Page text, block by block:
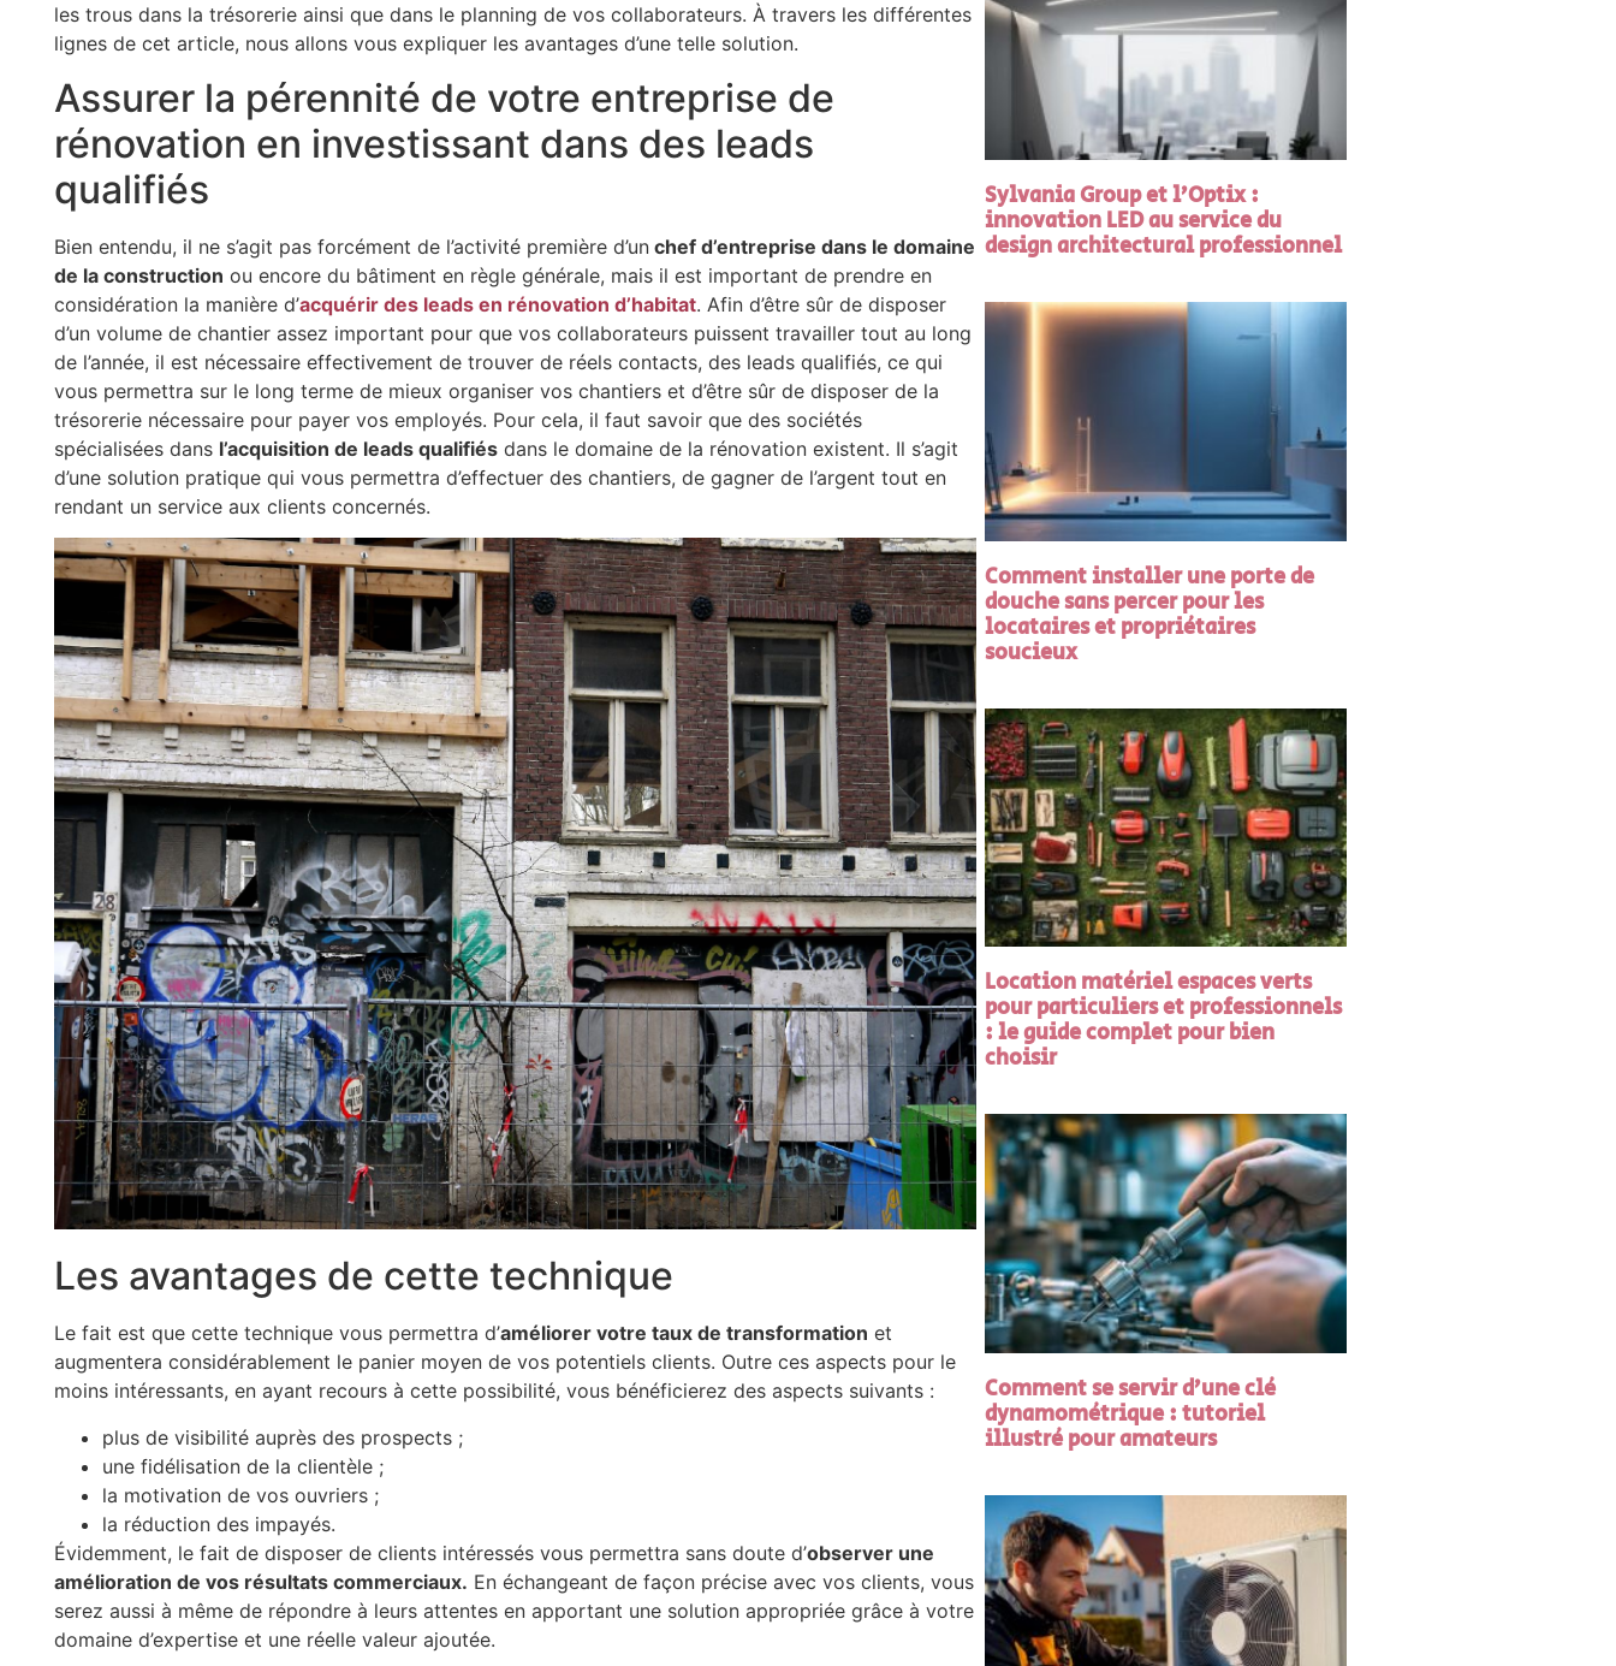
les trous dans la trésorerie ainsi que dans le planning de vos collaborateurs. À travers les différentes
lignes de cet article, nous allons vous expliquer les avantages d’une telle solution.
Assurer la pérennité de votre entreprise de
rénovation en investissant dans des leads
qualifiés
Bien entendu, il ne s’agit pas forcément de l’activité première d’un chef d’entreprise dans le domaine
de la construction ou encore du bâtiment en règle générale, mais il est important de prendre en
considération la manière d’acquérir des leads en rénovation d’habitat. Afin d’être sûr de disposer
d’un volume de chantier assez important pour que vos collaborateurs puissent travailler tout au long
de l’année, il est nécessaire effectivement de trouver de réels contacts, des leads qualifiés, ce qui
vous permettra sur le long terme de mieux organiser vos chantiers et d’être sûr de disposer de la
trésorerie nécessaire pour payer vos employés. Pour cela, il faut savoir que des sociétés
spécialisées dans l’acquisition de leads qualifiés dans le domaine de la rénovation existent. Il s’agit
d’une solution pratique qui vous permettra d’effectuer des chantiers, de gagner de l’argent tout en
rendant un service aux clients concernés.
Les avantages de cette technique
Le fait est que cette technique vous permettra d’améliorer votre taux de transformation et
augmentera considérablement le panier moyen de vos potentiels clients. Outre ces aspects pour le
moins intéressants, en ayant recours à cette possibilité, vous bénéficierez des aspects suivants :
plus de visibilité auprès des prospects ;
une fidélisation de la clientèle ;
la motivation de vos ouvriers ;
la réduction des impayés.
Évidemment, le fait de disposer de clients intéressés vous permettra sans doute d’observer une
amélioration de vos résultats commerciaux. En échangeant de façon précise avec vos clients, vous
serez aussi à même de répondre à leurs attentes en apportant une solution appropriée grâce à votre
domaine d’expertise et une réelle valeur ajoutée.
Sylvania Group et l’Optix :
innovation LED au service du
design architectural professionnel
Comment installer une porte de
douche sans percer pour les
locataires et propriétaires
soucieux
Location matériel espaces verts
pour particuliers et professionnels
: le guide complet pour bien
choisir
Comment se servir d’une clé
dynamométrique : tutoriel
illustré pour amateurs